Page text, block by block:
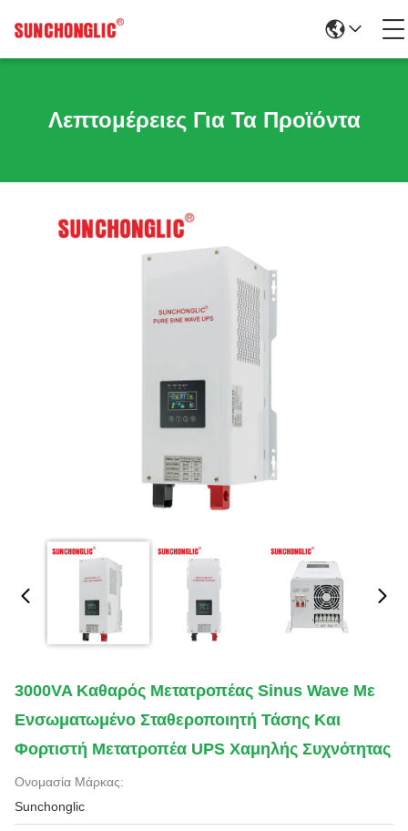
Λεπτομέρειες Για Τα Προϊόντα
3000VA Καθαρός Μετατροπέας Sinus Wave Με
Ενσωματωμένο Σταθεροποιητή Τάσης Και
Φορτιστή Μετατροπέα UPS Χαμηλής Συχνότητας
Ονομασία Μάρκας:
Sunchonglic